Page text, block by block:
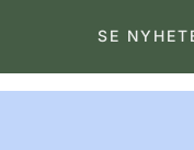
SE